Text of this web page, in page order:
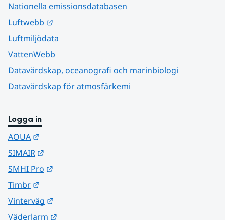
Nationella emissionsdatabasen
Luftwebb
Luftmiljödata
VattenWebb
Datavärdskap, oceanografi och marinbiologi
Datavärdskap för atmosfärkemi
Logga in
AQUA
SIMAIR
SMHI Pro
Timbr
Vinterväg
Väderlarm